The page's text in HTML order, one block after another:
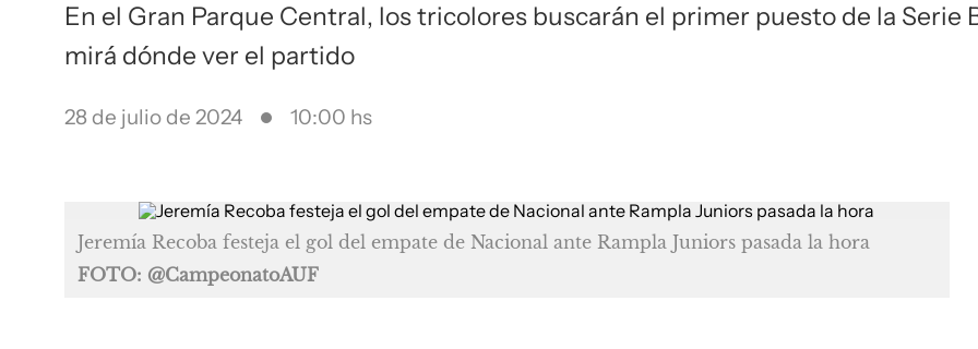
En el Gran Parque Central, los tricolores buscarán el primer puesto de la Serie
mirá dónde ver el partido
28 de julio de 2024 10:00 hs
Jeremía Recoba festeja el gol del empate de Nacional ante Rampla Juniors pasada la hora
FOTO: @CampeonatoAUF